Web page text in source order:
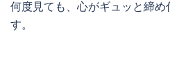
何度見ても、心がギュッと締め
す。